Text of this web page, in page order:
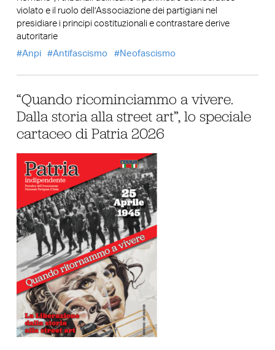
violato e il ruolo dell’Associazione dei partigiani nel
presidiare i principi costituzionali e contrastare derive
autoritarie
Anpi
Antifascismo Neofascismo
“Quando ricominciammo a vivere.
Dalla storia alla street art”, lo speciale
cartaceo di Patria 2026